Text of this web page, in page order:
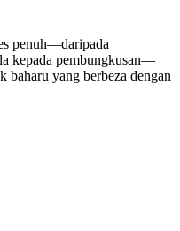
penuh—daripada
kepada pembungkusan—
baharu yang berbeza dengan